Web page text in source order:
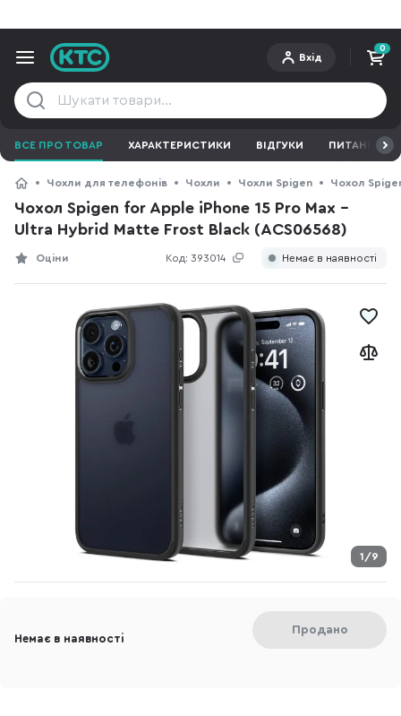
Вхід
0
ВСЕ ПРО ТОВАР ХАРАКТЕРИСТИКИ ВІДГУКИ ПИТАННЯ ТА
Чохли для телефонів Чохли Чохли Spigen Чохол
Чохол Spigen for Apple iPhone 15 Pro Max -
Ultra Hybrid Matte Frost Black (ACS06568)
Код: 393014
Оціни Немає в наявності
1/9
Немає в наявності
Продано